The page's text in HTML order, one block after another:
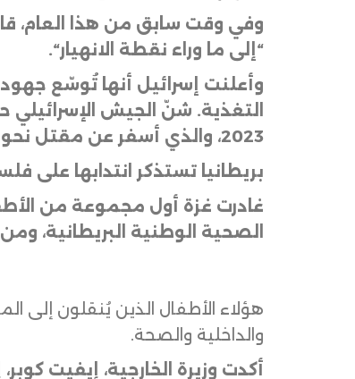
وفي وقت سابق من هذا العام،
“إلى ما وراء نقطة الانهيار“.
وأعلنت إسرائيل أنها تُوسّع
2023، والذي أسفر عن مقتل نحو 1200 شخص واحتجاز 251 آخرين
بريطانيا تستذكر انتدابها على
غادرت غزة أول مجموعة من
الصحية الوطنية البريطانية،
هؤلاء الأطفال الذين يُنقلون إلى
والداخلية والصحة.
أكدت وزيرة الخارجية، إيفيت